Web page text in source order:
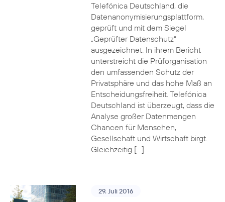
Telefónica Deutschland, die
Datenanonymisierungsplattform,
geprüft und mit dem Siegel
„Geprüfter Datenschutz“
ausgezeichnet. In ihrem Bericht
unterstreicht die Prüforganisation
den umfassenden Schutz der
Privatsphäre und das hohe Maß an
Entscheidungsfreiheit. Telefónica
Deutschland ist überzeugt, dass die
Analyse großer Datenmengen
Chancen für Menschen,
Gesellschaft und Wirtschaft birgt.
Gleichzeitig […]
29. Juli 2016